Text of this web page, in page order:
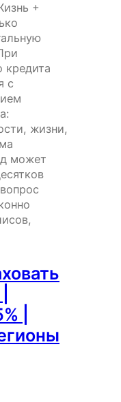
+
кредита
с
жизни,
может
|